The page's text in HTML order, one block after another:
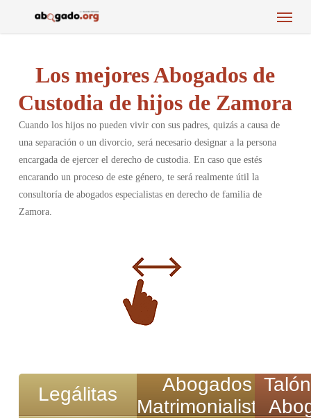
Menu
Los mejores Abogados de
Custodia de hijos de Zamora
Cuando los hijos no pueden vivir con sus padres, quizás a causa de
una separación o un divorcio, será necesario designar a la persona
encargada de ejercer el derecho de custodia. En caso que estés
encarando un proceso de este género, te será realmente útil la
consultoría de abogados especialistas en derecho de familia de
Zamora.
Legálitas
Abogados
Matrimonialistas